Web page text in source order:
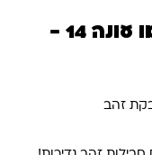
חבילת מדבקות עולם ומלואו עונה 14 -